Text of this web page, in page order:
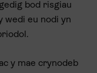
bod risgiau
wedi eu nodi yn
y mae crynodeb